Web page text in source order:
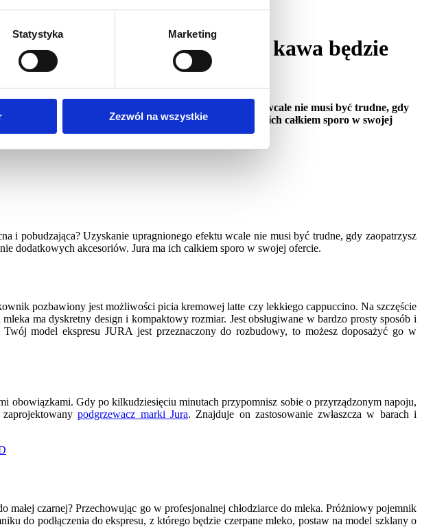
Statystyka Marketing
Zezwól na wszystkie
które sprawią, że Twoja kawa będzie
i pobudzająca? Uzyskanie upragnionego efektu wcale nie musi być trudne, gdy
się na zakupienie dodatkowych akcesoriów. Jura ma ich całkiem sporo w swojej
i pobudzająca? Uzyskanie upragnionego efektu wcale nie musi być trudne, gdy zaopatrzysz
dodatkowych akcesoriów. Jura ma ich całkiem sporo w swojej ofercie.
pozbawiony jest możliwości picia kremowej latte czy lekkiego cappuccino. Na szczęście
ma dyskretny design i kompaktowy rozmiar. Jest obsługiwane w bardzo prosty sposób i
model ekspresu JURA jest przeznaczony do rozbudowy, to możesz doposażyć go w
obowiązkami. Gdy po kilkudziesięciu minutach przypomnisz sobie o przyrządzonym napoju,
zaprojektowanypodgrzewacz marki Jura. Znajduje on zastosowanie zwłaszcza w barach i
czarnej? Przechowując go w profesjonalnej chłodziarce do mleka. Próżniowy pojemnik
do podłączenia do ekspresu, z którego będzie czerpane mleko, postaw na model szklany o